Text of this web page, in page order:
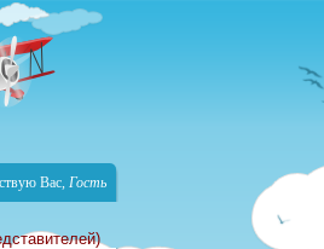
Вас, Гость